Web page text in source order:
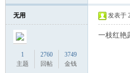
无用
1
主题
2760
回帖
3749
金钱
发表于
一枝红艳